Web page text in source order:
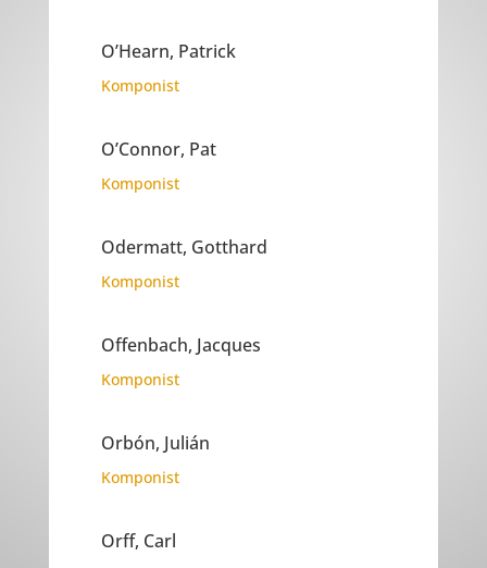
O’Hearn, Patrick
Komponist
O’Connor, Pat
Komponist
Odermatt, Gotthard
Komponist
Offenbach, Jacques
Komponist
Orbón, Julián
Komponist
Orff, Carl